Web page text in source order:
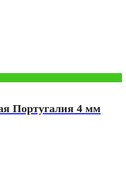
Португалия 4 мм